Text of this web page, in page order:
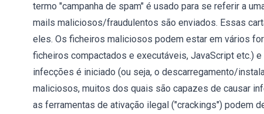
termo "campanha de spam" é usado para se referir a
mails maliciosos/fraudulentos são enviados. Essas
eles. Os ficheiros maliciosos podem estar em vários
ficheiros compactados e executáveis, JavaScript etc.)
infecções é iniciado (ou seja, o descarregamento/
maliciosos, muitos dos quais são capazes de causar
as ferramentas de ativação ilegal ("crackings") podem